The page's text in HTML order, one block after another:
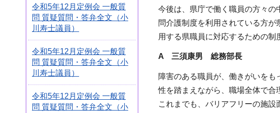
令和5年12月定例会 一般質
問 質疑質問・答弁全文（小
川寿士議員）
令和5年12月定例会 一般質
問 質疑質問・答弁全文（小
川寿士議員）
令和5年12月定例会 一般質
問 質疑質問・答弁全文（小
今後は、県庁で働く職員の方々
問介護制度を利用されている方
用する県職員に対応するための制
A 三須康男 総務部長
障害のある職員が、働きがいを
性を踏まえながら、職場全体で合
これまでも、バリアフリーの施